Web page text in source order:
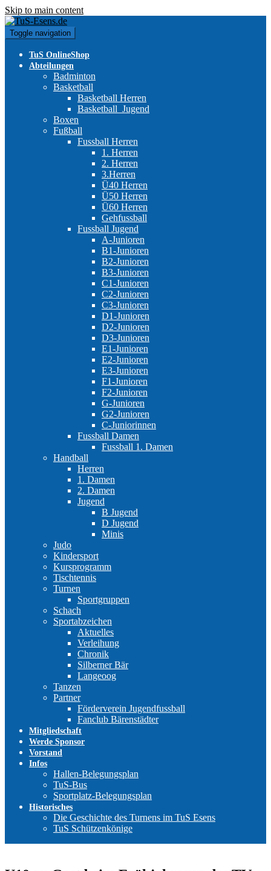
Skip to main content
Toggle navigation
TuS OnlineShop
Abteilungen
Badminton
Basketball
Basketball Herren
Basketball_Jugend
Boxen
Fußball
Fussball Herren
1. Herren
2. Herren
3.Herren
Ü40 Herren
Ü50 Herren
Ü60 Herren
Gehfussball
Fussball Jugend
A-Junioren
B1-Junioren
B2-Junioren
B3-Junioren
C1-Junioren
C2-Junioren
C3-Junioren
D1-Junioren
D2-Junioren
D3-Junioren
E1-Junioren
E2-Junioren
E3-Junioren
F1-Junioren
F2-Junioren
G-Junioren
G2-Junioren
C-Juniorinnen
Fussball Damen
Fussball 1. Damen
Handball
Herren
1. Damen
2. Damen
Jugend
B Jugend
D Jugend
Minis
Judo
Kindersport
Kursprogramm
Tischtennis
Turnen
Sportgruppen
Schach
Sportabzeichen
Aktuelles
Verleihung
Chronik
Silberner Bär
Langeoog
Tanzen
Partner
Förderverein Jugendfussball
Fanclub Bärenstädter
Mitgliedschaft
Werde Sponsor
Vorstand
Infos
Hallen-Belegungsplan
TuS-Bus
Sportplatz-Belegungsplan
Historisches
Die Geschichte des Turnens im TuS Esens
TuS Schützenkönige